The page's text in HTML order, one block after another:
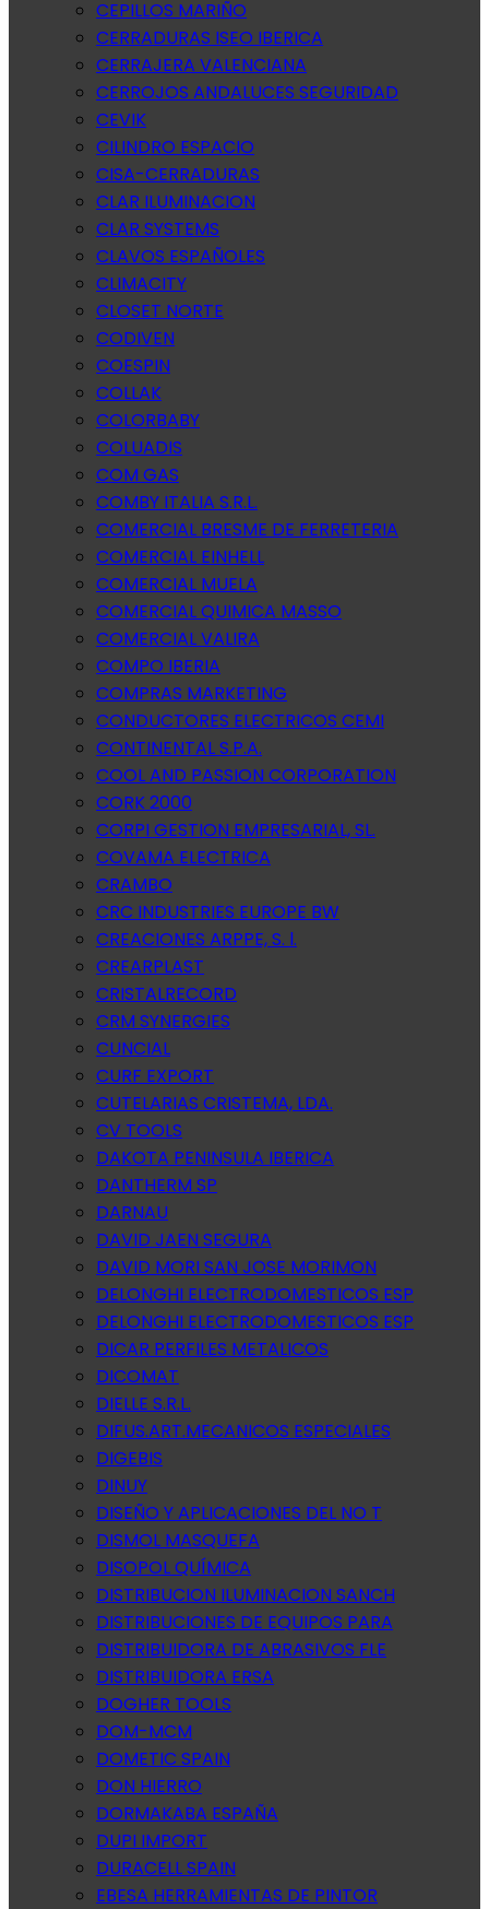
CEPILLOS MARIÑO
CERRADURAS ISEO IBERICA
CERRAJERA VALENCIANA
CERROJOS ANDALUCES SEGURIDAD
CEVIK
CILINDRO ESPACIO
CISA-CERRADURAS
CLAR ILUMINACION
CLAR SYSTEMS
CLAVOS ESPAÑOLES
CLIMACITY
CLOSET NORTE
CODIVEN
COESPIN
COLLAK
COLORBABY
COLUADIS
COM GAS
COMBY ITALIA S.R.L.
COMERCIAL BRESME DE FERRETERIA
COMERCIAL EINHELL
COMERCIAL MUELA
COMERCIAL QUIMICA MASSO
COMERCIAL VALIRA
COMPO IBERIA
COMPRAS MARKETING
CONDUCTORES ELECTRICOS CEMI
CONTINENTAL S.P.A.
COOL AND PASSION CORPORATION
CORK 2000
CORPI GESTION EMPRESARIAL, SL.
COVAMA ELECTRICA
CRAMBO
CRC INDUSTRIES EUROPE BW
CREACIONES ARPPE, S. l.
CREARPLAST
CRISTALRECORD
CRM SYNERGIES
CUNCIAL
CURF EXPORT
CUTELARIAS CRISTEMA, LDA.
CV TOOLS
DAKOTA PENINSULA IBERICA
DANTHERM SP
DARNAU
DAVID JAEN SEGURA
DAVID MORI SAN JOSE MORIMON
DELONGHI ELECTRODOMESTICOS ESP
DELONGHI ELECTRODOMESTICOS ESP
DICAR PERFILES METALICOS
DICOMAT
DIELLE S.R.L.
DIFUS.ART.MECANICOS ESPECIALES
DIGEBIS
DINUY
DISEÑO Y APLICACIONES DEL NO T
DISMOL MASQUEFA
DISOPOL QUÍMICA
DISTRIBUCION ILUMINACION SANCH
DISTRIBUCIONES DE EQUIPOS PARA
DISTRIBUIDORA DE ABRASIVOS FLE
DISTRIBUIDORA ERSA
DOGHER TOOLS
DOM-MCM
DOMETIC SPAIN
DON HIERRO
DORMAKABA ESPAÑA
DUPI IMPORT
DURACELL SPAIN
EBESA HERRAMIENTAS DE PINTOR